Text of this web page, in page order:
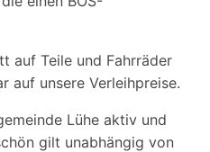
auf Teile und Fahrräder
auf unsere Verleihpreise.
Lühe aktiv und
gilt unabhängig von